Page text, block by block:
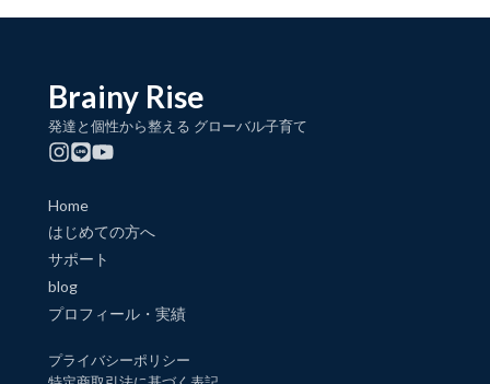
Brainy Rise
発達と個性から整える グローバル子育て
Home
はじめての方へ
サポート
blog
プロフィール・実績
プライバシーポリシー